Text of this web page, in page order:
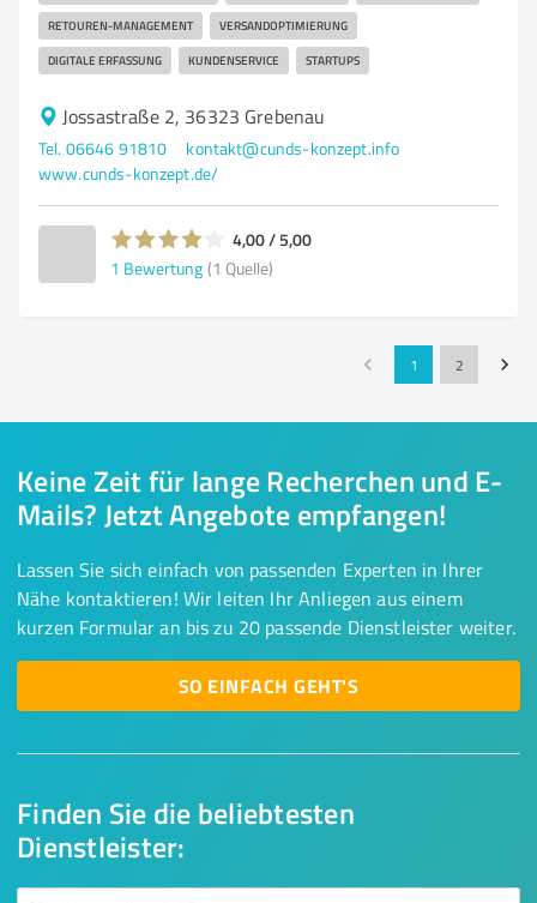
RETOUREN-MANAGEMENT VERSANDOPTIMIERUNG
DIGITALE ERFASSUNG KUNDENSERVICE STARTUPS
Jossastraße 2, 36323 Grebenau
Tel. 06646 91810
kontakt@cunds-konzept.info
www.cunds-konzept.de/
4,00 / 5,00
1 Bewertung (1 Quelle)
1 2
Finden Sie die beliebtesten
Dienstleister:
Keine Zeit für lange Recherchen und E-
Mails? Jetzt Angebote empfangen!
Lassen Sie sich einfach von passenden Experten in Ihrer
Nähe kontaktieren! Wir leiten Ihr Anliegen aus einem
kurzen Formular an bis zu 20 passende Dienstleister weiter.
SO EINFACH GEHT'S